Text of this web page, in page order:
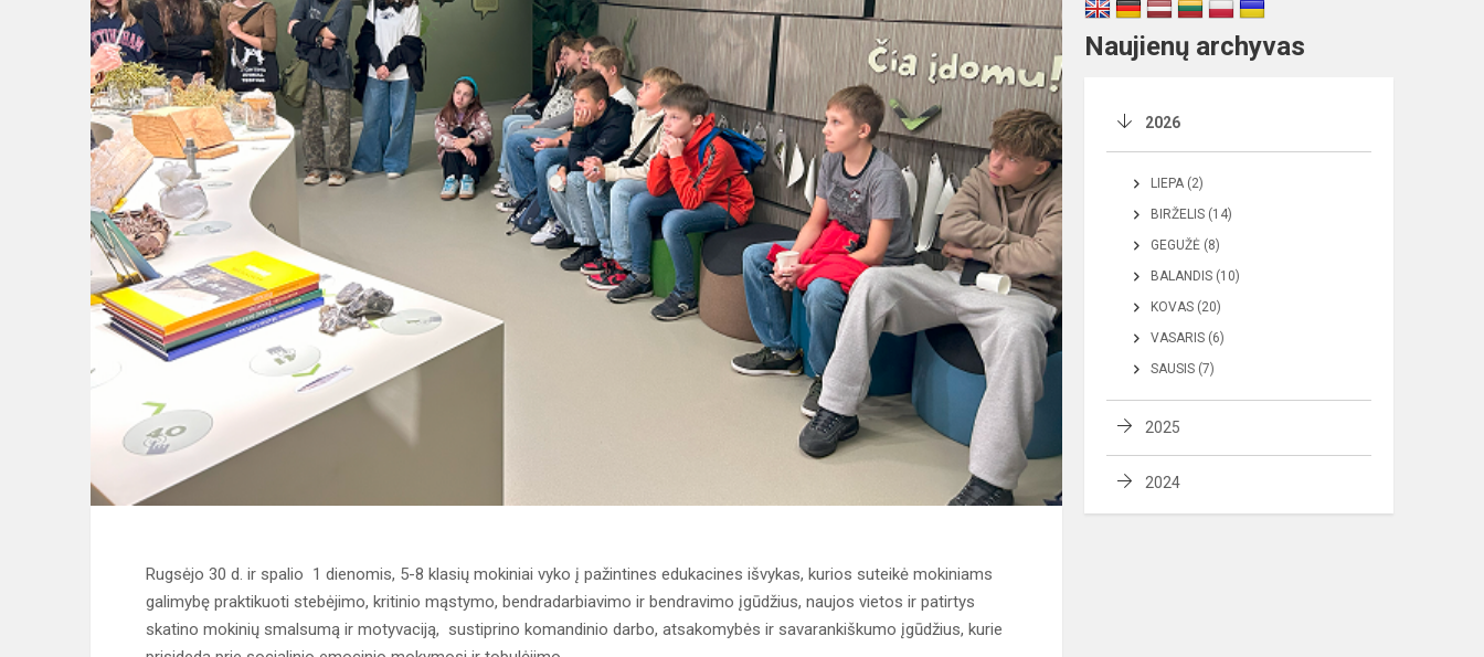
Rugsėjo 30 d. ir spalio 1 dienomis, 5-8 klasių mokiniai vyko į pažintines edukacines išvykas, kurios suteikė mokiniams
galimybę praktikuoti stebėjimo, kritinio mąstymo, bendradarbiavimo ir bendravimo įgūdžius, naujos vietos ir patirtys
skatino mokinių smalsumą ir motyvaciją, sustiprino komandinio darbo, atsakomybės ir savarankiškumo įgūdžius, kurie
Naujienų archyvas
2026
LIEPA (2)
BIRŽELIS (14)
GEGUŽĖ (8)
BALANDIS (10)
KOVAS (20)
VASARIS (6)
SAUSIS (7)
2025
2024